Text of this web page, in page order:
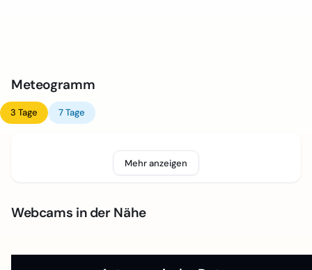
Meteogramm
3 Tage 7 Tage
Mehr anzeigen
Webcams in der Nähe